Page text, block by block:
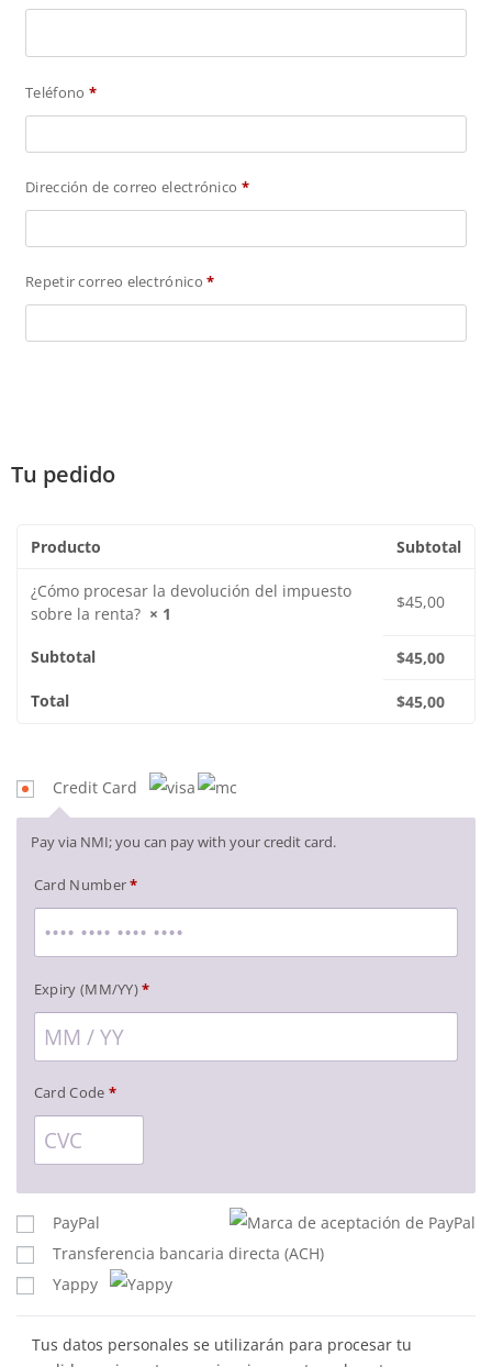
Teléfono *
Dirección de correo electrónico *
Repetir correo electrónico*
Tu pedido
Producto Subtotal
¿Cómo procesar la devolución del impuesto
sobre la renta? × 1
$45,00
Subtotal $45,00
Total $45,00
Credit Card
Pay via NMI; you can pay with your credit card.
Card Number*
Expiry (MM/YY)*
Card Code *
PayPal
Transferencia bancaria directa (ACH)
Yappy
Tus datos personales se utilizarán para procesar tu